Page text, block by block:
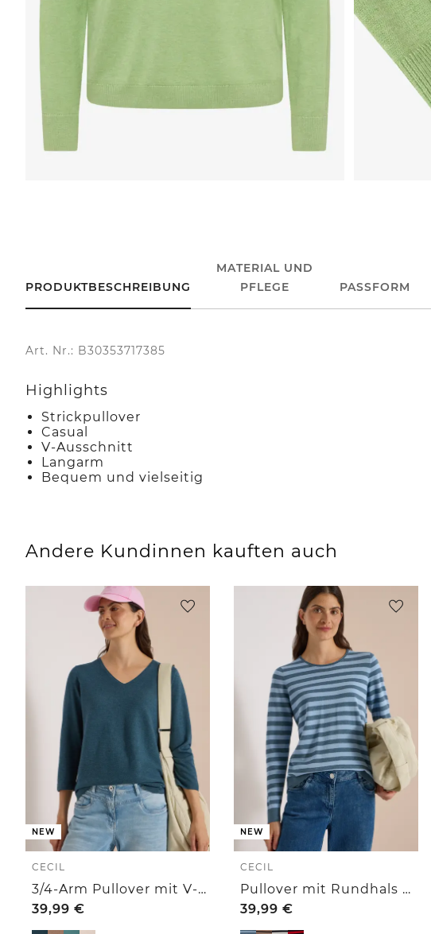
PRODUKTBESCHREIBUNG
MATERIAL UND
PFLEGE
PASSFORM
Art. Nr.: B30353717385
Highlights
Strickpullover
Casual
V-Ausschnitt
Langarm
Bequem und vielseitig
Andere Kundinnen kauften auch
NEW
CECIL
3/4-Arm Pullover mit V-Neck und Strukturfront
39,99 €
NEW
CECIL
Pullover mit Rundhals und Streifen
39,99 €